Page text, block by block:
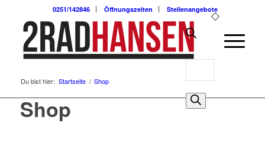
0251/142846 Öffnungszeiten Stellenangebote
0
Du bist hier: Startseite / Shop
Shop